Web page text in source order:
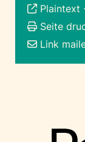
Plaintext
Seite
Link